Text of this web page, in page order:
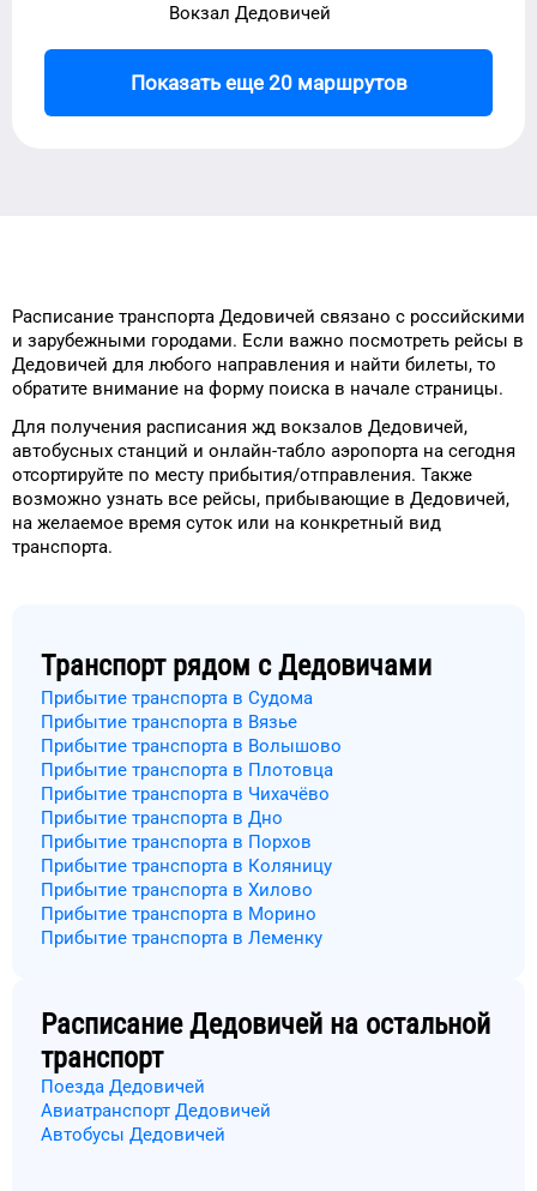
Вокзал Дедовичей
Показать еще 20 маршрутов
Расписание транспорта Дедовичей связано с российскими
и зарубежными городами. Если важно посмотреть рейсы в
Дедовичей для любого направления и найти билеты, то
обратите внимание на форму поиска в начале страницы.
Для получения расписания жд вокзалов Дедовичей,
автобусных станций и онлайн-табло аэропорта на сегодня
отсортируйте по месту прибытия/отправления. Также
возможно узнать все рейсы, прибывающие в Дедовичей,
на желаемое время суток или на конкретный вид
транспорта.
Транспорт рядом с Дедовичами
Прибытие транспорта в Судома
Прибытие транспорта в Вязье
Прибытие транспорта в Волышово
Прибытие транспорта в Плотовца
Прибытие транспорта в Чихачёво
Прибытие транспорта в Дно
Прибытие транспорта в Порхов
Прибытие транспорта в Коляницу
Прибытие транспорта в Хилово
Прибытие транспорта в Морино
Прибытие транспорта в Леменку
РасписаниеДедовичей на остальной
транспорт
Поезда Дедовичей
Авиатранспорт Дедовичей
Автобусы Дедовичей